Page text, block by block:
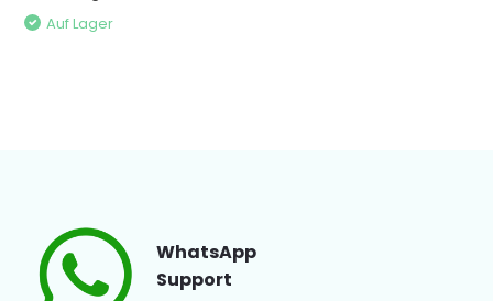
Auf Lager
WhatsApp
Support